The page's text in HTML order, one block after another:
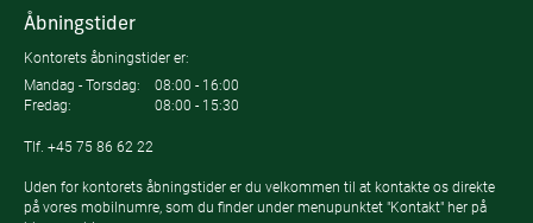
Åbningstider
Kontorets åbningstider er:
Mandag - Torsdag:
08:00 - 16:00
Fredag:
08:00 - 15:30
Tlf. +45 75 86 62 22
Uden for kontorets åbningstider er du velkommen til at kontakte os direkte
på vores mobilnumre, som du finder under menupunktet "Kontakt" her på